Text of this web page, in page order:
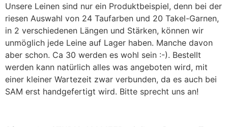
Unsere Leinen sind nur ein Produktbeispiel, denn bei der
riesen Auswahl von 24 Taufarben und 20 Takel-Garnen,
in 2 verschiedenen Längen und Stärken, können wir
unmöglich jede Leine auf Lager haben. Manche davon
aber schon. Ca 30 werden es wohl sein :-). Bestellt
werden kann natürlich alles was angeboten wird, mit
einer kleiner Wartezeit zwar verbunden, da es auch bei
SAM erst handgefertigt wird. Bitte sprecht uns an!